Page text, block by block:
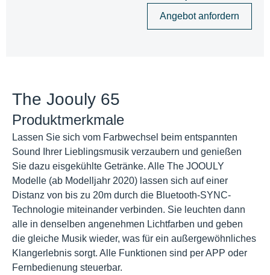
Angebot anfordern
The Joouly 65
Produktmerkmale
Lassen Sie sich vom Farbwechsel beim entspannten
Sound Ihrer Lieblingsmusik verzaubern und genießen
Sie dazu eisgekühlte Getränke. Alle The JOOULY
Modelle (ab Modelljahr 2020) lassen sich auf einer
Distanz von bis zu 20m durch die Bluetooth-SYNC-
Technologie miteinander verbinden. Sie leuchten dann
alle in denselben angenehmen Lichtfarben und geben
die gleiche Musik wieder, was für ein außergewöhnliches
Klangerlebnis sorgt. Alle Funktionen sind per APP oder
Fernbedienung steuerbar.